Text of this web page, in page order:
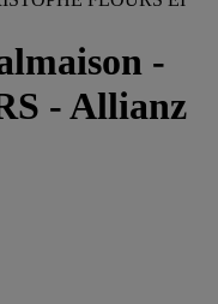
-
- Allianz